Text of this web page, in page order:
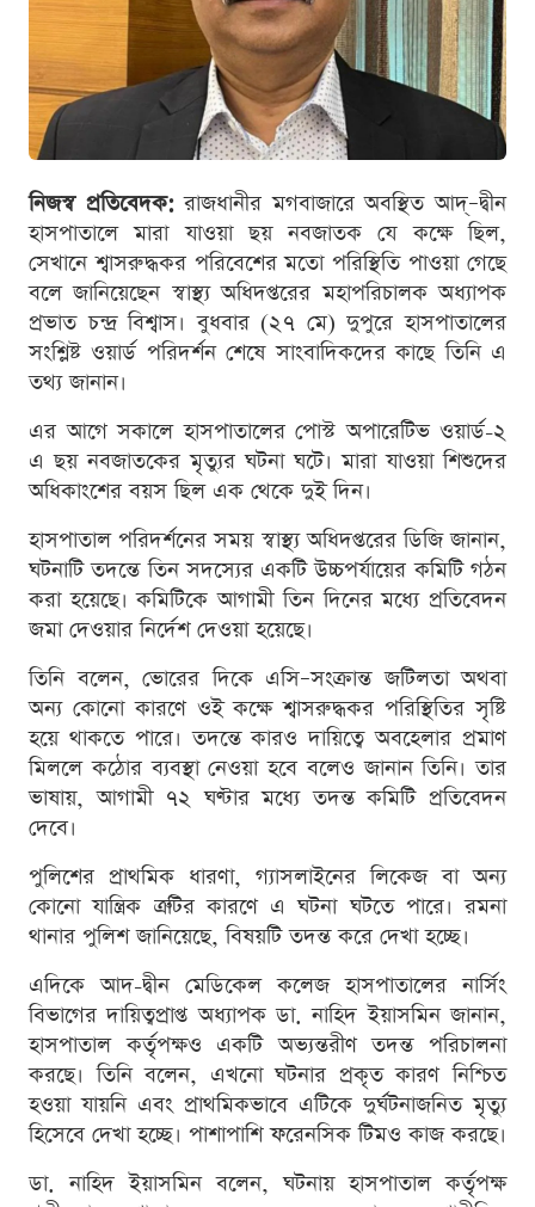
নিজস্ব প্রতিবেদক:রাজধানীর মগবাজারে অবস্থিত আদ্–দ্বীন
হাসপাতালে মারা যাওয়া ছয় নবজাতক যে কক্ষে ছিল,
সেখানে শ্বাসরুদ্ধকর পরিবেশের মতো পরিস্থিতি পাওয়া গেছে
বলে জানিয়েছেন স্বাস্থ্য অধিদপ্তরের মহাপরিচালক অধ্যাপক
প্রভাত চন্দ্র বিশ্বাস। বুধবার (২৭ মে) দুপুরে হাসপাতালের
সংশ্লিষ্ট ওয়ার্ড পরিদর্শন শেষে সাংবাদিকদের কাছে তিনি এ
তথ্য জানান।
এর আগে সকালে হাসপাতালের পোস্ট অপারেটিভ ওয়ার্ড-২
এ ছয় নবজাতকের মৃত্যুর ঘটনা ঘটে। মারা যাওয়া শিশুদের
অধিকাংশের বয়স ছিল এক থেকে দুই দিন।
হাসপাতাল পরিদর্শনের সময় স্বাস্থ্য অধিদপ্তরের ডিজি জানান,
ঘটনাটি তদন্তে তিন সদস্যের একটি উচ্চপর্যায়ের কমিটি গঠন
করা হয়েছে। কমিটিকে আগামী তিন দিনের মধ্যে প্রতিবেদন
জমা দেওয়ার নির্দেশ দেওয়া হয়েছে।
তিনি বলেন, ভোরের দিকে এসি–সংক্রান্ত জটিলতা অথবা
অন্য কোনো কারণে ওই কক্ষে শ্বাসরুদ্ধকর পরিস্থিতির সৃষ্টি
হয়ে থাকতে পারে। তদন্তে কারও দায়িত্বে অবহেলার প্রমাণ
মিললে কঠোর ব্যবস্থা নেওয়া হবে বলেও জানান তিনি। তার
ভাষায়, আগামী ৭২ ঘণ্টার মধ্যে তদন্ত কমিটি প্রতিবেদন
দেবে।
পুলিশের প্রাথমিক ধারণা, গ্যাসলাইনের লিকেজ বা অন্য
কোনো যান্ত্রিক ত্রুটির কারণে এ ঘটনা ঘটতে পারে। রমনা
থানার পুলিশ জানিয়েছে, বিষয়টি তদন্ত করে দেখা হচ্ছে।
এদিকে আদ-দ্বীন মেডিকেল কলেজ হাসপাতালের নার্সিং
বিভাগের দায়িত্বপ্রাপ্ত অধ্যাপক ডা. নাহিদ ইয়াসমিন জানান,
হাসপাতাল কর্তৃপক্ষও একটি অভ্যন্তরীণ তদন্ত পরিচালনা
করছে। তিনি বলেন, এখনো ঘটনার প্রকৃত কারণ নিশ্চিত
হওয়া যায়নি এবং প্রাথমিকভাবে এটিকে দুর্ঘটনাজনিত মৃত্যু
হিসেবে দেখা হচ্ছে। পাশাপাশি ফরেনসিক টিমও কাজ করছে।
ডা. নাহিদ ইয়াসমিন বলেন, ঘটনায় হাসপাতাল কর্তৃপক্ষ